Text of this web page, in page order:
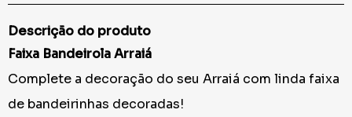
Descrição do produto
Faixa Bandeirola Arraiá
Complete a decoração do seu Arraiá com linda faixa
de bandeirinhas decoradas!